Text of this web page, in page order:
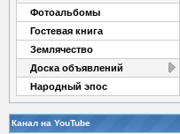
Фотоальбомы
Гостевая книга
Землячество
Доска объявлений
Народный эпос
Канал на YouTube